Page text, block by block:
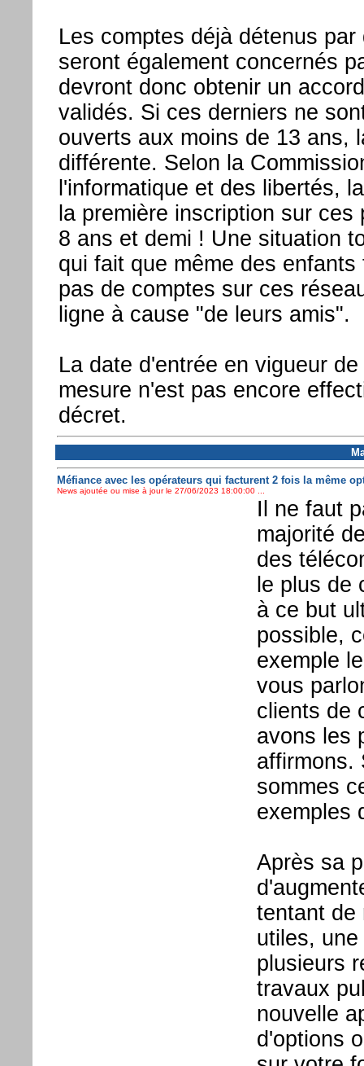
Les comptes déjà détenus
seront également concernés
devront donc obtenir un
validés. Si ces derniers ne
ouverts aux moins de 13 ans,
différente. Selon la
l'informatique et des libertés,
la première inscription sur
8 ans et demi ! Une situation
qui fait que même des
pas de comptes sur ces
ligne à cause "de leurs amis".
La date d'entrée en vigueur
mesure n'est pas encore
décret.
Méfiance avec les opérateurs qui facturent 2 fois la même
News ajoutée ou mise à jour le 27/06/2023 18:00:00 ...
Il ne faut
majorité
des
le plus de
à ce but
possible,
exemple
vous
clients de
avons les
affirmons.
sommes
exemples
Après sa
tentant de
utiles,
plusieurs
travaux
nouvelle
d'options